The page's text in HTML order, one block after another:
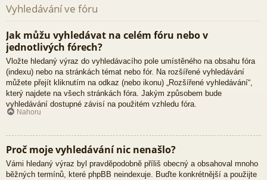
Vyhledávání ve fóru
Jak můžu vyhledávat na celém fóru nebo v
jednotlivých fórech?
Vložte hledaný výraz do vyhledávacího pole umístěného na obsahu fóra
(indexu) nebo na stránkách témat nebo fór. Na rozšířené vyhledávání
můžete přejít kliknutím na odkaz (nebo ikonu) „Rozšířené vyhledávání“,
který najdete na všech stránkách fóra. Jakým způsobem bude
vyhledávání dostupné závisí na použitém vzhledu fóra.
Nahoru
Proč moje vyhledávání nic nenašlo?
Vámi hledaný výraz byl pravděpodobně příliš obecný a obsahoval mnoho
běžných termínů, které phpBB neindexuje. Buďte konkrétnější a použijte